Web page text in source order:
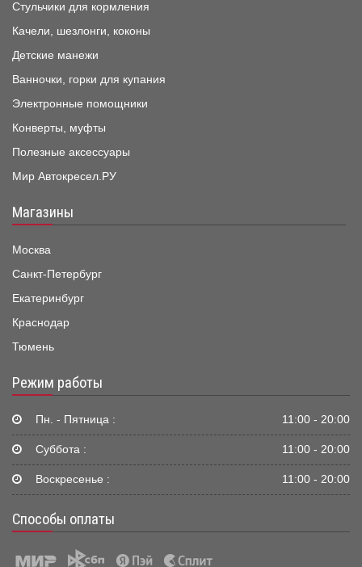
Стульчики для кормления
Качели, шезлонги, коконы
Детские манежи
Ванночки, горки для купания
Электронные помощники
Конверты, муфты
Полезные аксессуары
Мир Автокресел.РУ
Магазины
Москва
Санкт-Петербург
Екатеринбург
Краснодар
Тюмень
Режим работы
Пн. - Пятница : 11:00 - 20:00
Суббота : 11:00 - 20:00
Воскресенье : 11:00 - 20:00
Способы оплаты